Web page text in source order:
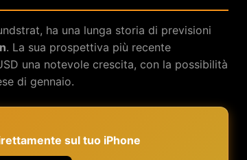
ha una lunga storia di previsioni
. La sua prospettiva più recente
una notevole crescita, con la possibilità
di gennaio.
sul tuo iPhone